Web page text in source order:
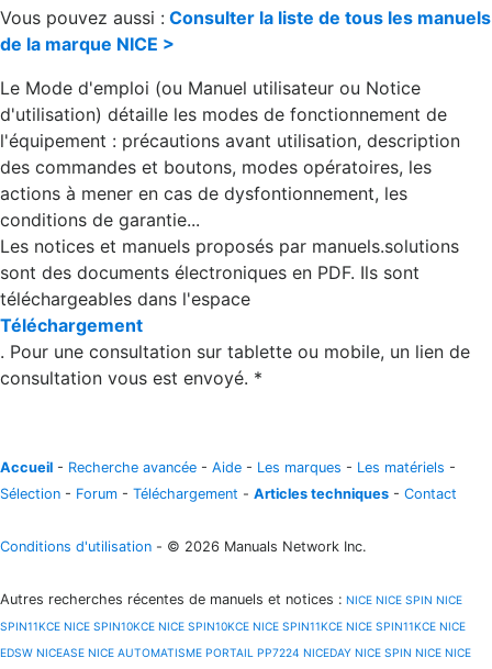
Vous pouvez aussi : Consulter la liste de tous les manuels
de la marque NICE >
Le Mode d'emploi (ou Manuel utilisateur ou Notice
d'utilisation) détaille les modes de fonctionnement de
l'équipement : précautions avant utilisation, description
des commandes et boutons, modes opératoires, les
actions à mener en cas de dysfontionnement, les
conditions de garantie...
Les notices et manuels proposés par manuels.solutions
sont des documents électroniques en PDF. Ils sont
téléchargeables dans l'espace
Téléchargement
. Pour une consultation sur tablette ou mobile, un lien de
consultation vous est envoyé. *
Accueil - Recherche avancée - Aide - Les marques - Les matériels -
Sélection - Forum - Téléchargement - Articles techniques - Contact
Conditions d'utilisation - © 2026 Manuals Network Inc.
Autres recherches récentes de manuels et notices : NICE NICE SPIN NICE
SPIN11KCE NICE SPIN10KCE NICE SPIN10KCE NICE SPIN11KCE NICE SPIN11KCE NICE
EDSW NICEASE NICE AUTOMATISME PORTAIL PP7224 NICEDAY NICE SPIN NICE NICE